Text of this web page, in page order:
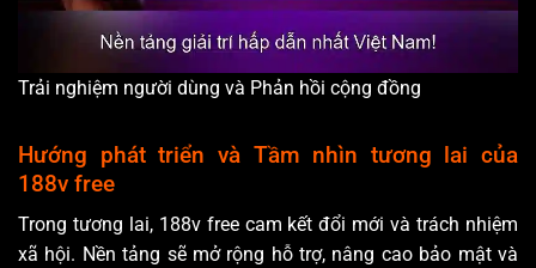
Trải nghiệm người dùng và Phản hồi cộng đồng
Hướng phát triển và Tầm nhìn tương lai của
188v free
Trong tương lai, 188v free cam kết đổi mới và trách nhiệm
xã hội. Nền tảng sẽ mở rộng hỗ trợ, nâng cao bảo mật và